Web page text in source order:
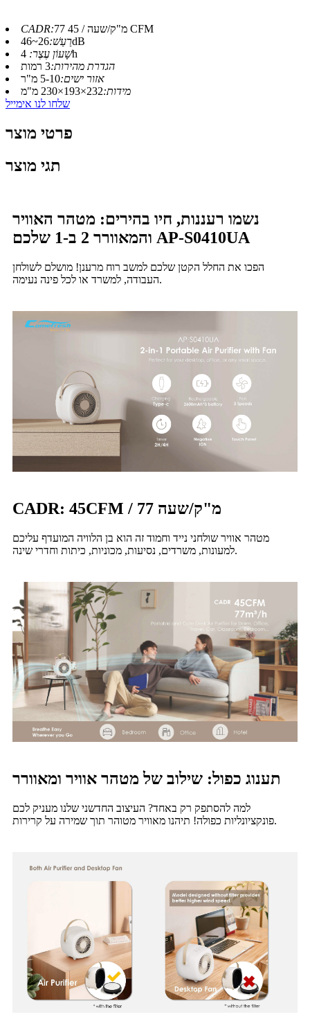
CADR:
77 מ"ק/שעה / 45 CFM
רַעַשׁ:26~46dB
שָׁעוֹן עֶצֶר:4h
הגדרת מהירות:3 רמות
אזור ישים:5-10 מ"ר
מידות:232×193×230 מ"מ
שלחו לנו אימייל
פרטי מוצר
תגי מוצר
נשמו רעננות, חיו בהירים: מטהר האוויר
והמאוורר 2 ב-1 שלכם AP-S0410UA
הפכו את החלל הקטן שלכם למשב רוח מרענן! מושלם לשולחן
העבודה, למשרד או לכל פינה נעימה.
CADR: 45CFM / 77 מ"ק/שעה
מטהר אוויר שולחני נייד וחמוד זה הוא בן הלוויה המועדף עליכם
למעונות, משרדים, נסיעות, מכוניות, כיתות וחדרי שינה.
תענוג כפול: שילוב של מטהר אוויר ומאוורר
למה להסתפק רק באחד? העיצוב החדשני שלנו מעניק לכם
פונקציונליות כפולה! תיהנו מאוויר מטוהר תוך שמירה על קרירות.